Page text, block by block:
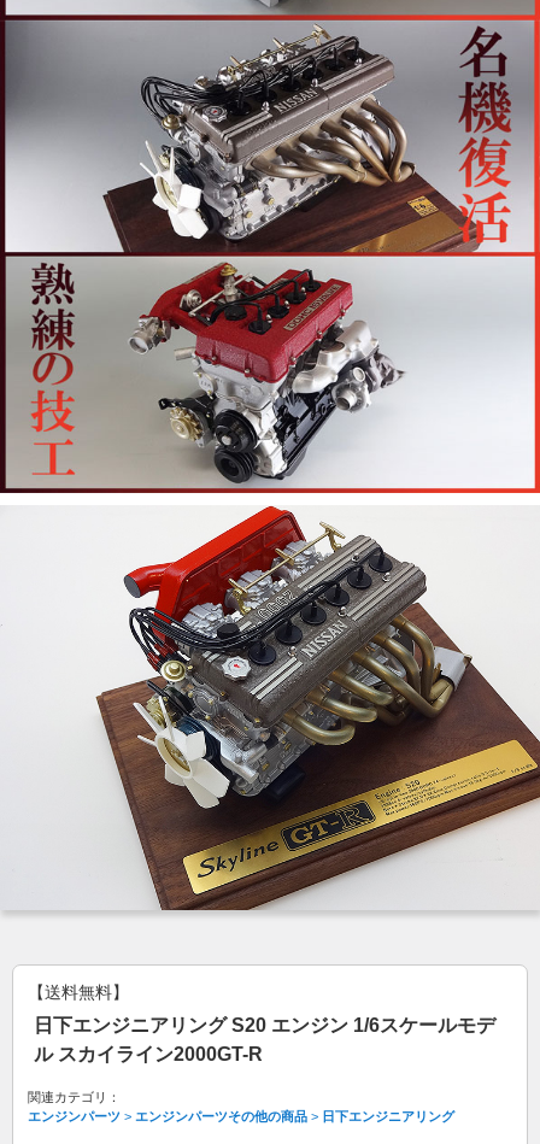
【送料無料】
日下エンジニアリング S20 エンジン 1/6スケールモデ
ル スカイライン2000GT-R
関連カテゴリ：
エンジンパーツ > エンジンパーツその他の商品 > 日下エンジニアリング